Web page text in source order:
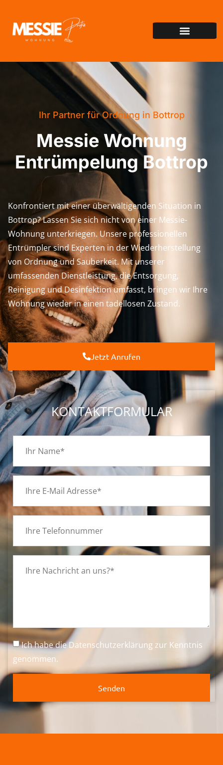
Ihr Partner für Ordnung in Bottrop
Messie Wohnung
Entrümpelung Bottrop
Konfrontiert mit einer überwältigenden Situation in
Bottrop? Lassen Sie sich nicht von einer Messie-
Wohnung unterkriegen. Unsere professionellen
Entrümpler sind Experten in der Wiederherstellung
von Ordnung und Sauberkeit. Mit unserer
umfassenden Dienstleistung, die Entsorgung,
Reinigung und Desinfektion umfasst, bringen wir Ihre
Wohnung wieder in einen tadellosen Zustand.
Jetzt Anrufen
KONTAKTFORMULAR
Ich habe dieDatenschutzerklärung zur Kenntnis
genommen.
Senden